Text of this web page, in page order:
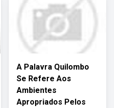
A Palavra Quilombo
Se Refere Aos
Ambientes
Apropriados Pelos